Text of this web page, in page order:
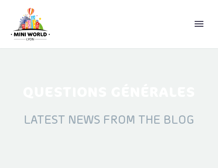
LATEST NEWS FROM THE BLOG